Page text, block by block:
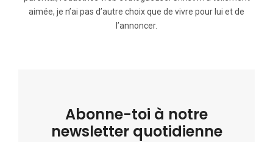
aimée, je n’ai pas d’autre choix que de vivre pour lui et de
l’annoncer.
Abonne-toi à notre
newsletter quotidienne